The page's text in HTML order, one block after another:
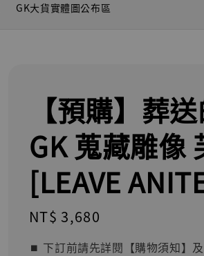
GK大貨實體圖公布區
【預購】葬
GK 蒐藏雕像
[LEAVE
Regular
price
NT$ 3,680
⏹︎ 下訂前請先詳閱【購物須知】及